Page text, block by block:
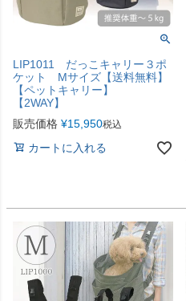
LIP1011 だっこキャリー３ポ
ケット Mサイズ【送料無料】
【ペットキャリー】
【2WAY】
販売価格 ¥15,950税込
カートに入れる